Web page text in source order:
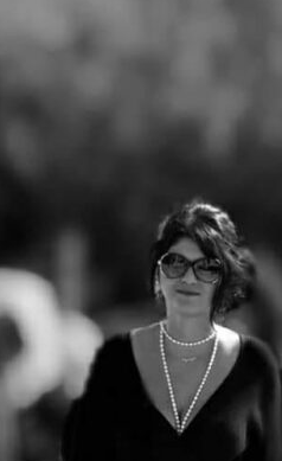
13
"Ο Επιθεωρητής
Ηλιούπολη την
Τετάρτη 15 Ιουλίου
στις 21:30
Η απόλυτη θεατρική ανατροπή
του καλοκαιριού ταξιδεύει! Ο
μετρ των
μεγάλων τηλεοπτικών και
θεατρικών επιτυχιών,